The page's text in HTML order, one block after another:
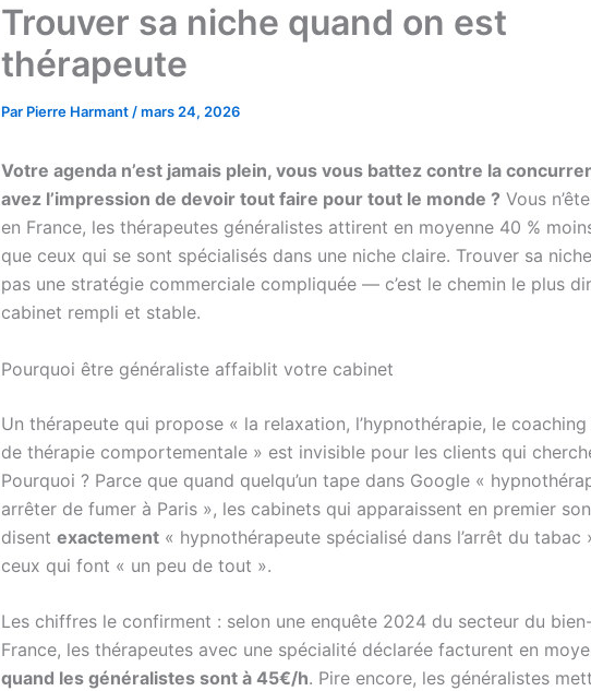
Trouver sa niche quand on est
thérapeute
Par Pierre Harmant /mars 24, 2026
Votre agenda n’est jamais plein, vous vous battez contre la
avez l’impression de devoir tout faire pour tout le monde ? Vous
en France, les thérapeutes généralistes attirent en moyenne 40 %
que ceux qui se sont spécialisés dans une niche claire. Trouver sa
pas une stratégie commerciale compliquée — c’est le chemin le plus
cabinet rempli et stable.
Pourquoi être généraliste affaiblit votre cabinet
Un thérapeute qui propose « la relaxation, l’hypnothérapie, le
de thérapie comportementale » est invisible pour les clients qui
Pourquoi ? Parce que quand quelqu’un tape dans Google «
arrêter de fumer à Paris », les cabinets qui apparaissent en premier
disent exactement « hypnothérapeute spécialisé dans l’arrêt du
ceux qui font « un peu de tout ».
Les chiffres le confirment : selon une enquête 2024 du secteur du
France, les thérapeutes avec une spécialité déclarée facturent en
quand les généralistes sont à 45€/h. Pire encore, les généralistes